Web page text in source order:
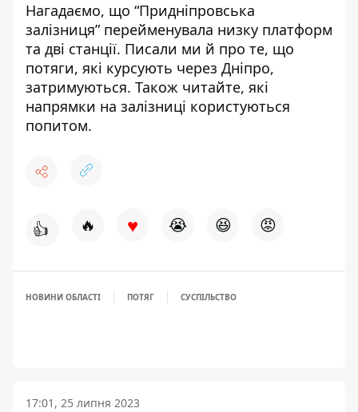
Нагадаємо, що “Придніпровська
залізниця” перейменувала низку платформ
та дві станції. Писали ми й про те, що
потяги, які курсують через Дніпро,
затримуються. Також читайте, які
напрямки на залізниці користуються
попитом.
👍 🔥 ♥ 😭 😆 😡
НОВИНИ ОБЛАСТІ ПОТЯГ СУСПІЛЬСТВО
17:01, 25 липня 2023